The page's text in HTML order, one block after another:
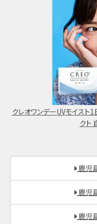
クレオワンデーUVモイスト
クト
鹿児
鹿児
鹿児